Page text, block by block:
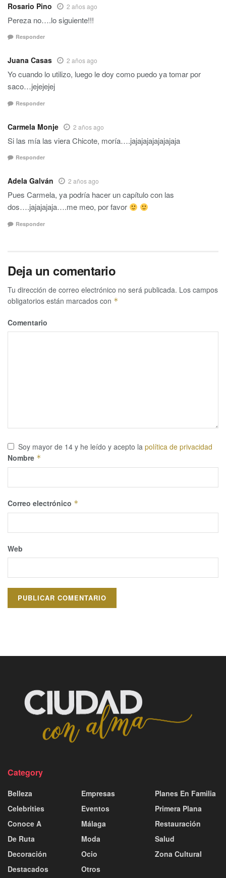
Rosario Pino 2 años ago
Pereza no….lo siguiente!!!
Responder
Juana Casas 2 años ago
Yo cuando lo utilizo, luego le doy como puedo ya tomar por
saco…jejejejej
Responder
Carmela Monje 2 años ago
Si las mía las viera Chicote, moría….jajajajajajajajaja
Responder
Adela Galván 2 años ago
Pues Carmela, ya podría hacer un capítulo con las
dos….jajajajaja….me meo, por favor
Responder
Deja un comentario
Tu dirección de correo electrónico no será publicada. Los campos
obligatorios están marcados con *
Comentario
Soy mayor de 14 y he leído y acepto la política de privacidad
Nombre *
Correo electrónico *
Web
Category
Belleza
Celebrities
Conoce A
De Ruta
Decoración
Destacados
Empresas
Eventos
Málaga
Moda
Ocio
Otros
Planes En Familia
Primera Plana
Restauración
Salud
Zona Cultural